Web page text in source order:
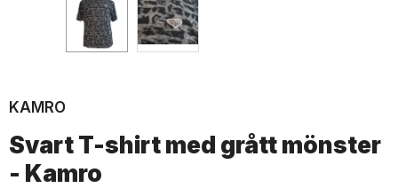
KAMRO
Svart T-shirt med grått mönster
- Kamro